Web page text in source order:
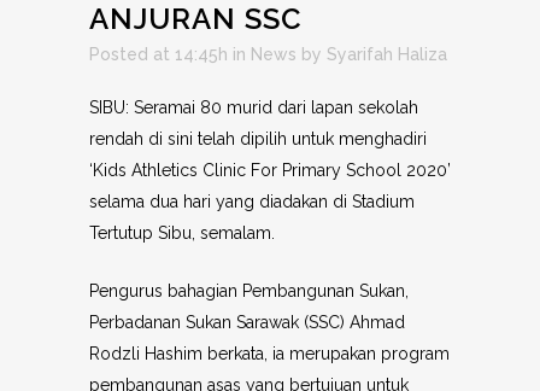
ANJURAN SSC
Posted at 14:45h in News by Syarifah Haliza
SIBU: Seramai 80 murid dari lapan sekolah
rendah di sini telah dipilih untuk menghadiri
‘Kids Athletics Clinic For Primary School 2020’
selama dua hari yang diadakan di Stadium
Tertutup Sibu, semalam.
Pengurus bahagian Pembangunan Sukan,
Perbadanan Sukan Sarawak (SSC) Ahmad
Rodzli Hashim berkata, ia merupakan program
pembangunan asas yang bertujuan untuk